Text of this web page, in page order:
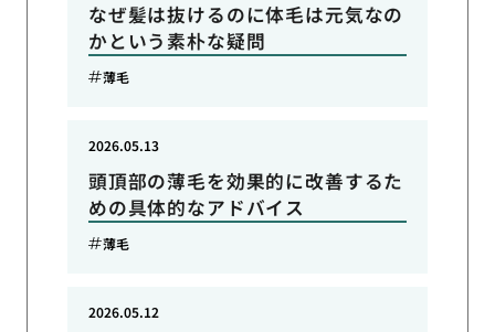
なぜ髪は抜けるのに体毛は元気なの
かという素朴な疑問
薄毛
頭頂部の薄毛を効果的に改善するた
めの具体的なアドバイス
2026.05.13
薄毛
2026.05.12